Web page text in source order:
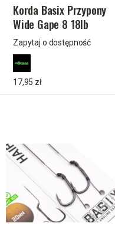
Korda Basix Przypony
Wide Gape 8 18lb
Zapytaj o dostępność
17,95 zł